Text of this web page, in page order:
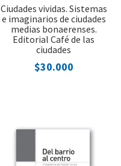
Ciudades vividas. Sistemas
e imaginarios de ciudades
medias bonaerenses.
Editorial Café de las
ciudades
$30.000